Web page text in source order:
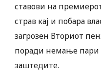
ставови на
страв кај и побара
загрозен Вториот
поради немање пари
заштедите.